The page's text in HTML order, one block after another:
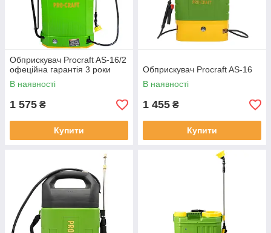
Обприскувач Procraft AS-16/2
офеційна гарантія 3 роки
В наявності
1 575 ₴
Купити
Обприскувач Procraft AS-16
В наявності
1 455 ₴
Купити